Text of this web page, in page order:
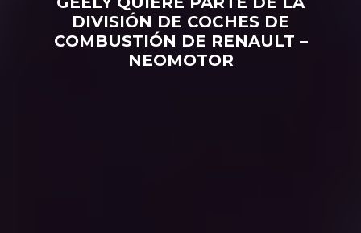
DIVISIÓN DE COCHES DE
COMBUSTIÓN DE RENAULT –
NEOMOTOR